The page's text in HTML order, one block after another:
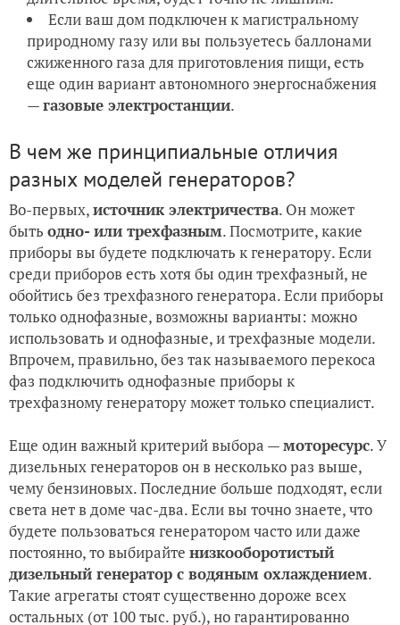
Если ваш дом подключен к магистральному
природному газу или вы пользуетесь баллонами
сжиженного газа для приготовления пищи, есть
еще один вариант автономного энергоснабжения
—газовые электростанции.
В чем же принципиальные отличия
разных моделей генераторов?
Во-первых,источник электричества. Он может
быть одно- или трехфазным. Посмотрите, какие
приборы вы будете подключать к генератору. Если
среди приборов есть хотя бы один трехфазный, не
обойтись без трехфазного генератора. Если приборы
только однофазные, возможны варианты: можно
использовать и однофазные, и трехфазные модели.
Впрочем, правильно, без так называемого перекоса
фаз подключить однофазные приборы к
трехфазному генератору может только специалист.
Еще один важный критерий выбора —моторесурс. У
дизельных генераторов он в несколько раз выше,
чему бензиновых. Последние больше подходят, если
света нет в доме час-два. Если вы точно знаете, что
будете пользоваться генератором часто или даже
постоянно, то выбирайте низкооборотистый
дизельный генератор с водяным охлаждением.
Такие агрегаты стоят существенно дороже всех
остальных (от 100 тыс. руб.), но гарантированно